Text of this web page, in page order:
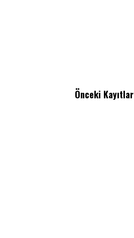
Önceki Kayıtlar